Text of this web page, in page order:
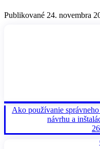
Publikované 24. novembra
Ako používanie
návrhu a